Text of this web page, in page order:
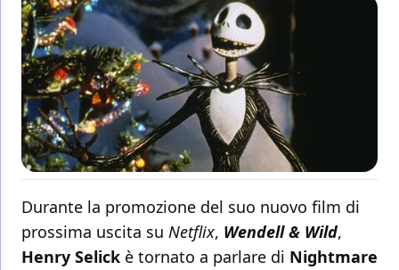
Durante la promozione del suo nuovo film di
prossima uscita su Netflix, Wendell & Wild,
Henry Selick è tornato a parlare di Nightmare